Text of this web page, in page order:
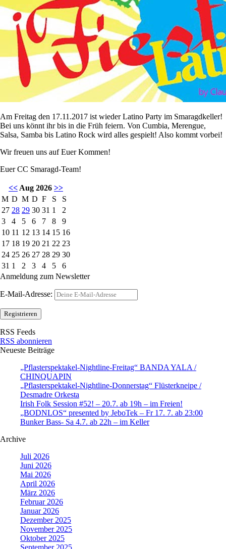
Am Freitag den 17.11.2017 ist wieder Latino Party im Smaragdkeller!
Bei uns könnt ihr bis in die Früh feiern. Von Cumbia, Merengue,
Salsa, Samba bis Latino Rock wird alles gespielt! Also kommt vorbei!
Wir freuen uns auf Euer Kommen!
Euer CC Smaragd-Team!
<< Aug 2026 >>
M D M D F S
S
27 28 29 30 31 1
2
3
4 5 6 7 8
9
10 11 12 13 14 15 16
17 18 19 20 21 22 23
24 25 26 27 28 29 30
31 1 2 3 4 5
6
Anmeldung zum Newsletter
E-Mail-Adresse:
RSS Feeds
RSS abonnieren
Neueste Beiträge
„Pflasterspektakel-Nightline-Freitag“ BANDA YALA /
CHINQUAPIN
„Pflasterspektakel-Nightline-Donnerstag“ Flüsterkneipe /
Desmadre Orkesta
Irish Folk Session #52! – 20.7. ab 19h – im Freien!
„BODNLOS“ presented by JeboTek – Fr 17. 7. ab 23:00
Bunker Bass- Sa 4.7. ab 22h – im Keller
Archive
Juli 2026
Juni 2026
Mai 2026
April 2026
März 2026
Februar 2026
Januar 2026
Dezember 2025
November 2025
Oktober 2025
September 2025